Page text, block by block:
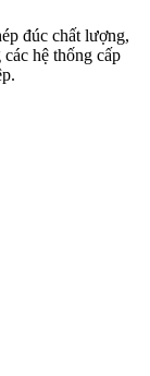
đúc chất lượng,
hệ thống cấp